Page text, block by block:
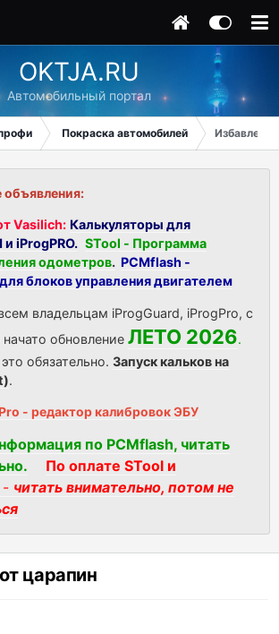
OKTJA.RU
Автомобильный портал
Покраска автомобилей
Vasilich: Калькуляторы для
iProgPRO. STool - Программа
одометров. PCMflash -
блоков управления двигателем
владельцам iProgGuard, iProgPro, с
обновление ЛЕТО 2026.
обязательно. Запуск кальков на
.
- редактор калибровок ЭБУ
по PCMflash, читать
По оплате STool и
- читать внимательно, потом не
царапин